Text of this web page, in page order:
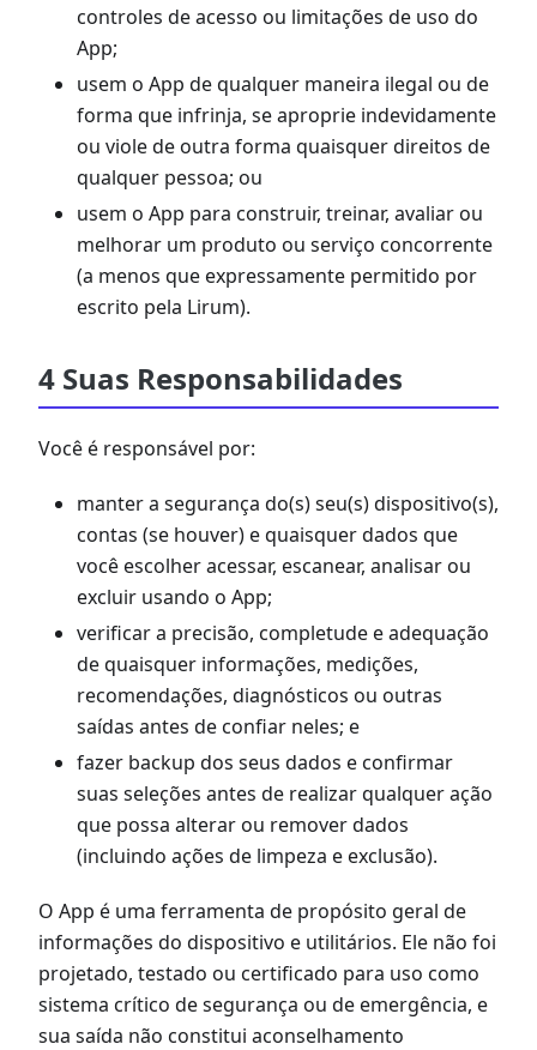
controles de acesso ou limitações de uso do
App;
usem o App de qualquer maneira ilegal ou de
forma que infrinja, se aproprie indevidamente
ou viole de outra forma quaisquer direitos de
qualquer pessoa; ou
usem o App para construir, treinar, avaliar ou
melhorar um produto ou serviço concorrente
(a menos que expressamente permitido por
escrito pela Lirum).
4 Suas Responsabilidades
Você é responsável por:
manter a segurança do(s) seu(s) dispositivo(s),
contas (se houver) e quaisquer dados que
você escolher acessar, escanear, analisar ou
excluir usando o App;
verificar a precisão, completude e adequação
de quaisquer informações, medições,
recomendações, diagnósticos ou outras
saídas antes de confiar neles; e
fazer backup dos seus dados e confirmar
suas seleções antes de realizar qualquer ação
que possa alterar ou remover dados
(incluindo ações de limpeza e exclusão).
O App é uma ferramenta de propósito geral de
informações do dispositivo e utilitários. Ele não foi
projetado, testado ou certificado para uso como
sistema crítico de segurança ou de emergência, e
sua saída não constitui aconselhamento